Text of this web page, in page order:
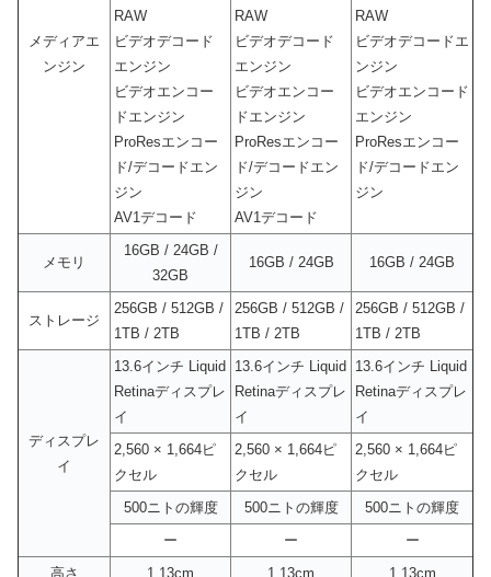
メディアエ
ンジン
RAW
ビデオデコード
エンジン
ビデオエンコー
ドエンジン
ProResエンコー
ド/デコードエン
ジン
AV1デコード
RAW
ビデオデコード
エンジン
ビデオエンコー
ドエンジン
ProResエンコー
ド/デコードエン
ジン
AV1デコード
RAW
ビデオデコードエ
ンジン
ビデオエンコード
エンジン
ProResエンコー
ド/デコードエン
ジン
メモリ
16GB / 24GB /
32GB
16GB / 24GB 16GB / 24GB
ストレージ
256GB / 512GB /
1TB / 2TB
256GB / 512GB /
1TB / 2TB
256GB / 512GB /
1TB / 2TB
ディスプレ
イ
13.6インチ Liquid
Retinaディスプレ
イ
13.6インチ Liquid
Retinaディスプレ
イ
13.6インチ Liquid
Retinaディスプレ
イ
2,560 × 1,664ピ
クセル
2,560 × 1,664ピ
クセル
2,560 × 1,664ピ
クセル
500ニトの輝度
500ニトの輝度
500ニトの輝度
ー
ー
ー
高さ
1.13cm 1.13cm 1.13cm